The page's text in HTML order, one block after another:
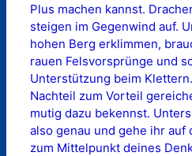
Plus machen kannst.
steigen im Gegenwind auf.
hohen Berg erklimmen,
rauen Felsvorsprünge und
Unterstützung beim
Nachteil zum Vorteil
mutig dazu bekennst.
also genau und gehe ihr auf
zum Mittelpunkt deines